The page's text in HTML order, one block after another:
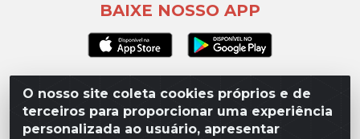
O nosso site coleta cookies próprios e de
terceiros para proporcionar uma experiência
personalizada ao usuário, apresentar
BAIXE NOSSO APP
Lívia Distribuidora - Av. Percy Gandini, 329 – Vila
Toninho, São José do Rio Preto / SP - CEP 15077-